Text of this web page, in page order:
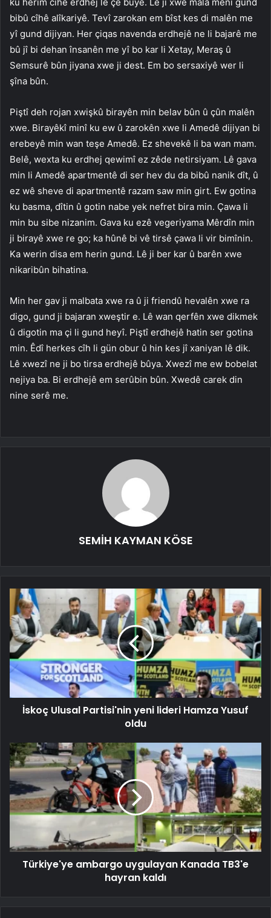
bibû cîhê alîkariyê. Tevî zarokan em bîst kes di malên me
yî gund dijiyan. Her çiqas navenda erdhejê ne li bajarê me
bû jî bi dehan însanên me yî bo kar li Xetay, Meraş û
Semsurê bûn jiyana xwe ji dest. Em bo sersaxiyê wer li
şîna bûn.
Piştî deh rojan xwişkû birayên min belav bûn û çûn malên
xwe. Birayêkî minî ku ew û zarokên xwe li Amedê dijiyan bi
erebeyê min wan teşe Amedê. Ez shevekê li ba wan mam.
Belê, wexta ku erdhej qewimî ez zêde netirsiyam. Lê gava
min li Amedê apartmentê di ser hev du da bibû nanik dît, û
ez wê sheve di apartmentê razam saw min girt. Ew gotina
ku basma, dîtin û gotin nabe yek nefret bira min. Çawa li
min bu sibe nizanim. Gava ku ezê vegeriyama Mêrdîn min
ji birayê xwe re go; ka hûnê bi vê tirsê çawa li vir bimînin.
Ka werin disa em herin gund. Lê ji ber kar û barên xwe
nikaribûn bihatina.
Min her gav ji malbata xwe ra û ji friendû hevalên xwe ra
digo, gund ji bajaran xweştir e. Lê wan qerfên xwe dikmek
û digotin ma çi li gund heyî. Piştî erdhejê hatin ser gotina
min. Êdî herkes cîh li gün obur û hin kes jî xaniyan lê dik.
Lê xwezî ne ji bo tirsa erdhejê bûya. Xwezî me ew bobelat
nejiya ba. Bi erdhejê em serûbin bûn. Xwedê carek din
nine serê me.
SEMİH KAYMAN KÖSE
İskoç Ulusal Partisi'nin yeni lideri Hamza Yusuf
oldu
Türkiye'ye ambargo uygulayan Kanada TB3'e
hayran kaldı